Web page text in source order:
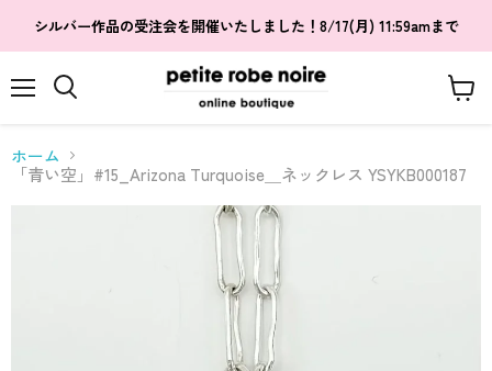
シルバー作品の受注会を開催いたしました！8/17(月) 11:59amまで
ー
る
見
ホーム
「青い空」#15_Arizona Turquoise＿ネックレス YSYKB000187